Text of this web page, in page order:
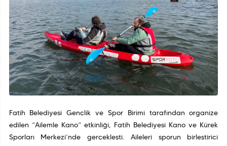
Fatih Belediyesi Gençlik ve Spor Birimi tarafından organize
edilen “Ailemle Kano” etkinliği, Fatih Belediyesi Kano ve Kürek
Sporları Merkezi’nde gerçekleşti. Aileleri sporun birleştirici